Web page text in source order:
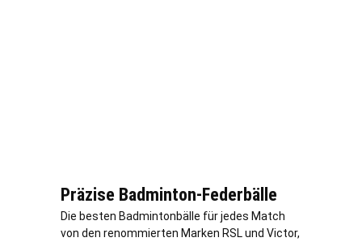
Präzise Badminton-Federbälle
Die besten Badmintonbälle für jedes Match
von den renommierten Marken RSL und Victor,